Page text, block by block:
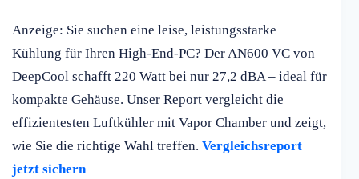
Anzeige: Sie suchen eine leise, leistungsstarke
Kühlung für Ihren High-End-PC? Der AN600 VC von
DeepCool schafft 220 Watt bei nur 27,2 dBA – ideal für
kompakte Gehäuse. Unser Report vergleicht die
effizientesten Luftkühler mit Vapor Chamber und zeigt,
wie Sie die richtige Wahl treffen. Vergleichsreport
jetzt sichern